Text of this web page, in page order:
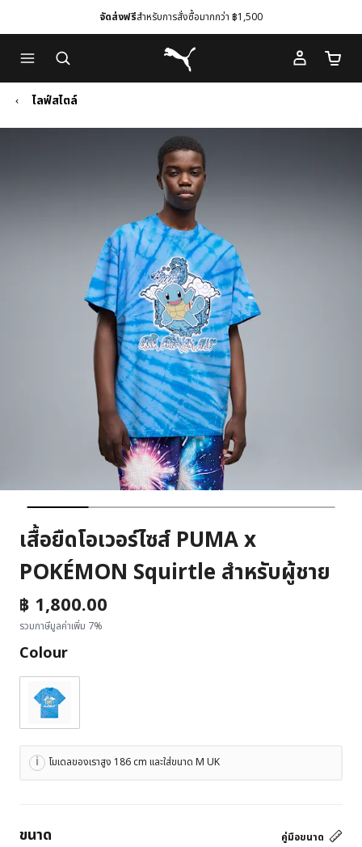
to
Main
content
to
Footer
Content
จัดส่งฟรีสำหรับการสั่งซื้อมากกว่า ฿1,500
Puma โฮม
จำนว
ไลฟ์สไตล์
เสื้อยืดโอเวอร์ไซส์ PUMA x
POKÉMON Squirtle สำหรับผู้ชาย
฿ 1,800.00
รวมภาษีมูลค่าเพิ่ม 7%
Colour
โมเดลของเราสูง 186 cm และใส่ขนาด M UK
คู่มือขนาด
ขนาด